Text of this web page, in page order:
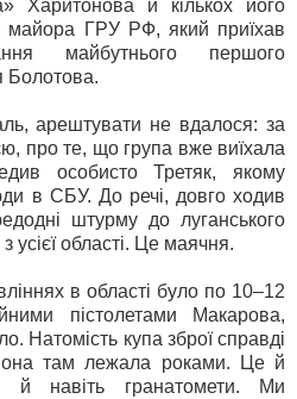
Харитонова й кількох його
майора ГРУ РФ, який приїхав
майбутнього першого
Болотова.
арештувати не вдалося: за
про те, що група вже виїхала
особисто Третяк, якому
в СБУ. До речі, довго ходив
штурму до луганського
усієї області. Це маячня.
в області було по 10–12
пістолетами Макарова,
Натомість купа зброї справді
там лежала роками. Це й
й навіть гранатомети. Ми